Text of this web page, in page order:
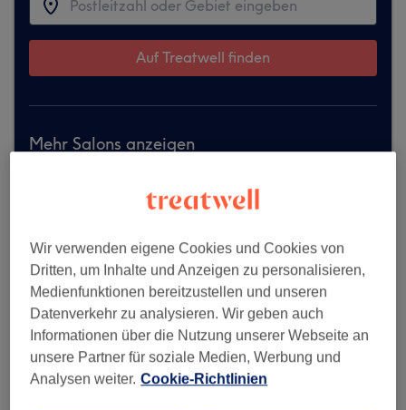
Auf Treatwell finden
Mehr Salons anzeigen
Wir verwenden eigene Cookies und Cookies von
Dritten, um Inhalte und Anzeigen zu personalisieren,
Medienfunktionen bereitzustellen und unseren
Datenverkehr zu analysieren. Wir geben auch
Informationen über die Nutzung unserer Webseite an
unsere Partner für soziale Medien, Werbung und
Analysen weiter. Cookie-Richtlinien